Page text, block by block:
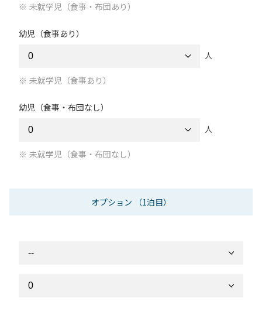
未就学児（食事・布団あり）
幼児（食事あり）
人
未就学児（食事あり）
幼児（食事・布団なし）
人
未就学児（食事・布団なし）
オプション （1泊目）